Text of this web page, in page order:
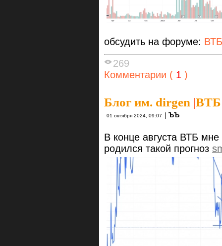
обсудить на форуме: ВТБ
269
Комментарии ( 1 )
Блог им. dirgen |ВТБ
01 октября 2024, 09:07 ЪЪ
В конце августа ВТБ
родился такой прогноз